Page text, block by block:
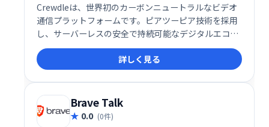
Crewdleは、世界初のカーボンニュートラルなビデオ
通信プラットフォームです。ピアツーピア技術を採用
し、サーバーレスの安全で持続可能なデジタルエコシ
ステムを実現しました。従来のビデオ会議システムと
は異なり、環境への負荷を最小限に抑えながら、高品
質なコミュニケーションを提供します。一度の会話で
地球に貢献できる、革新的なソリューションです。
詳しく見る
Brave Talk
0.0 (0件)